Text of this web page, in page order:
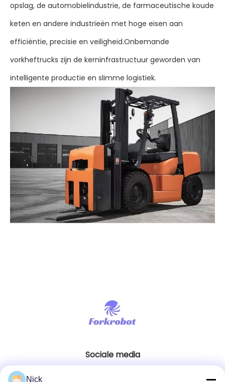
opslag, de automobielindustrie, de farmaceutische koude
keten en andere industrieën met hoge eisen aan
efficiëntie, precisie en veiligheid.Onbemande
vorkheftrucks zijn de kerninfrastructuur geworden van
intelligente productie en slimme logistiek.
Sociale media
Nick